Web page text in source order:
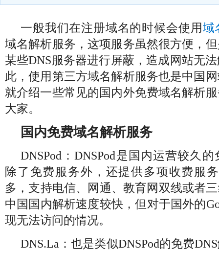
一般我们在注册域名的时候会使用域
域名解析服务，这项服务虽然很方便，
某些DNS服务器进行屏蔽，造成网站无
此，使用第三方域名解析服务也是中国
就介绍一些常见的国内外免费域名解析
大家。
国内免费域名解析服务
DNSPod：DNSPod是国内运营较久
除了免费服务外，还提供多项收费服
多，支持电信、网通、教育网双线或者
中国国内解析速度较快，但对于国外的
现无法访问的情况。
DNS.La：也是类似DNSPod的免费